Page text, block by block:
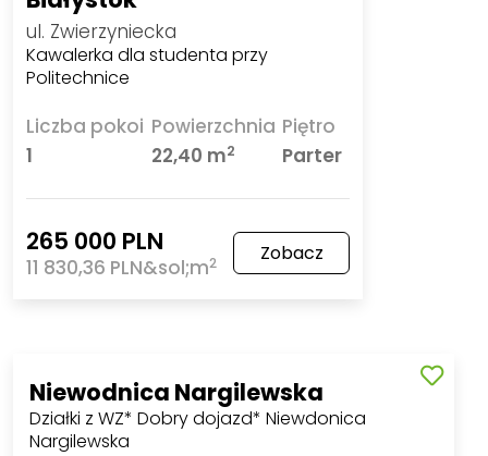
ul. Zwierzyniecka
Kawalerka dla studenta przy
Politechnice
Liczba pokoi
1
Powierzchnia
22,40 m2
Piętro
Parter
265 000 PLN
11 830,36 PLN&sol;m2 Zobacz
Niewodnica Nargilewska
Działki z WZ* Dobry dojazd* Niewdonica
Nargilewska